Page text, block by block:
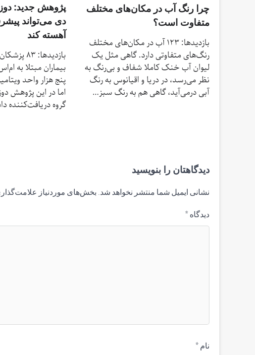
چرا رنگ آب در مکان‌های مختلف
متفاوت است؟
بازدیدها: 123 آب در مکان‌های مختلف
رنگ‌های متفاوتی دارد. گاهی مثل یک
لیوان آب خنک کاملا شفاف و بی‌رنگ به
نظر می‌رسد، در دریا و اقیانوس به رنگ
آبی درمی‌آید، گاهی هم به رنگ سبز…
پژوهش جدید: دوز
دی می‌تواند
آهسته کند
بازدیدها:
بیماران مبتلا به
پنج‌ هزار واحد
اما در این پژوهش
گروه دریافت‌کننده داده
دیدگاهتان را بنویسید
نشانی ایمیل شما منتشر نخواهد شد. بخش‌های موردنیاز
دیدگاه *
نام *